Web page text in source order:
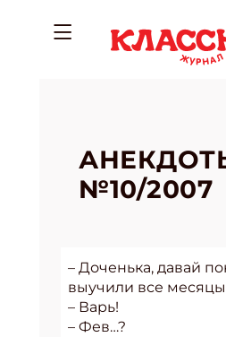
№10/2007
– Доченька, давай
выучили все месяцы
– Варь!
– Фев…?